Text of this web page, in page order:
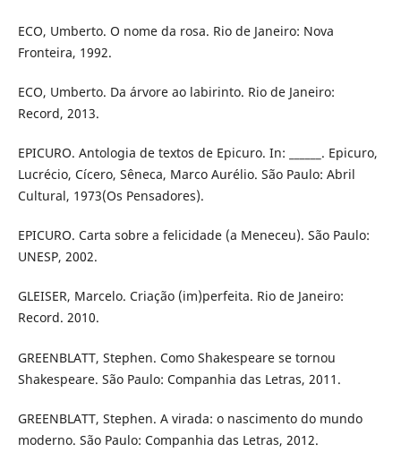
ECO, Umberto. O nome da rosa. Rio de Janeiro: Nova
Fronteira, 1992.
ECO, Umberto. Da árvore ao labirinto. Rio de Janeiro:
Record, 2013.
EPICURO. Antologia de textos de Epicuro. In: ______. Epicuro,
Lucrécio, Cícero, Sêneca, Marco Aurélio. São Paulo: Abril
Cultural, 1973(Os Pensadores).
EPICURO. Carta sobre a felicidade (a Meneceu). São Paulo:
UNESP, 2002.
GLEISER, Marcelo. Criação (im)perfeita. Rio de Janeiro:
Record. 2010.
GREENBLATT, Stephen. Como Shakespeare se tornou
Shakespeare. São Paulo: Companhia das Letras, 2011.
GREENBLATT, Stephen. A virada: o nascimento do mundo
moderno. São Paulo: Companhia das Letras, 2012.